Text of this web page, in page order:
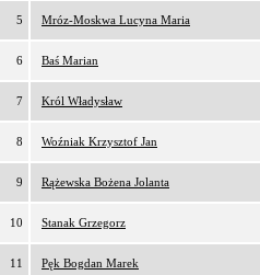
5 Mróz-Moskwa Lucyna Maria
6 Baś Marian
7 Król Władysław
8 Woźniak Krzysztof Jan
9 Rążewska Bożena Jolanta
10 Stanak Grzegorz
11 Pęk Bogdan Marek